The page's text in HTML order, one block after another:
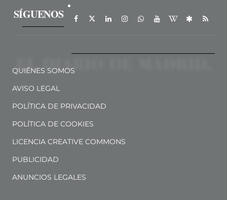
SÍGUENOS
QUIÉNES SOMOS
AVISO LEGAL
POLÍTICA DE PRIVACIDAD
POLÍTICA DE COOKIES
LICENCIA CREATIVE COMMONS
PUBLICIDAD
ANUNCIOS LEGALES